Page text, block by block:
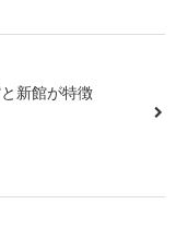
新館が特徴